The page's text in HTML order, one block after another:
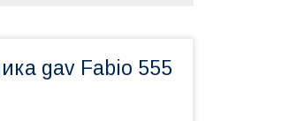
gav Fabio 555